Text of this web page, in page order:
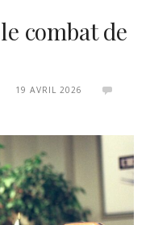
combat de
19 AVRIL 2026